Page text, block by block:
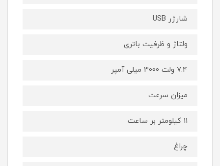
شارژر USB
ولتاژ و ظرفیت باتری
7.4 ولت 3000 میلی آمپر
میزان سرعت
11 کیلومتر بر ساعت
چراغ